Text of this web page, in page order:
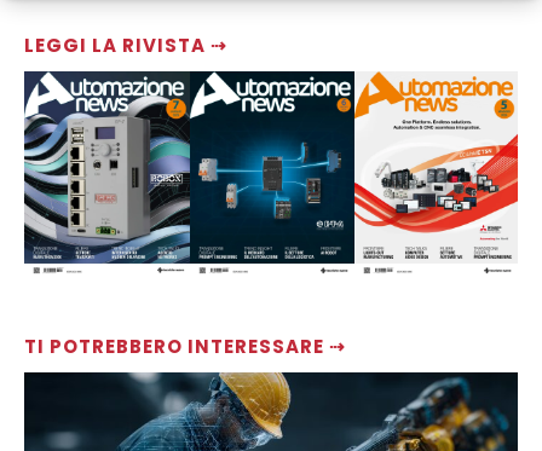
LEGGI LA RIVISTA ⇢
TI POTREBBERO INTERESSARE ⇢